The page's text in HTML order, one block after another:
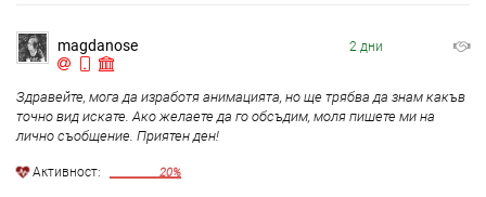
magdanose
Здравейте, мога да изработя анимацията, но ще трябва да знам какъв
точно вид искате. Ако желаете да го обсъдим, моля пишете ми на
лично съобщение. Приятен ден!
Aктивност: 20%
2 дни